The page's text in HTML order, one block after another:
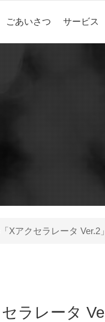
ごあいさつ サービス
Xアクセラレータ Ver.2
ラレータ